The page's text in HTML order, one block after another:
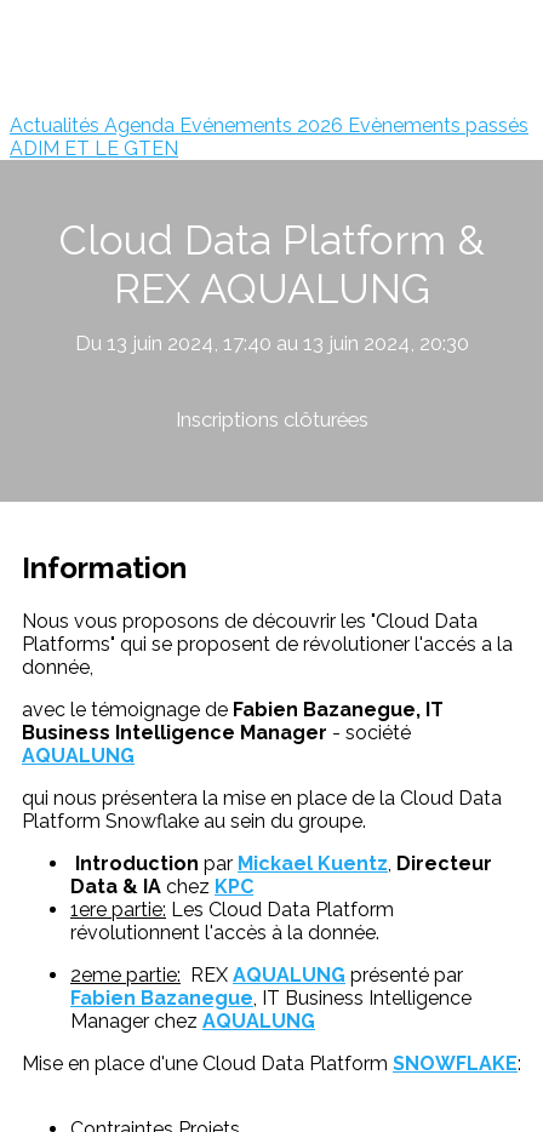
Actualités Agenda Evénements 2026 Evènements passés
ADIM ET LE GTEN
Cloud Data Platform &
REX AQUALUNG
Du 13 juin 2024, 17:40 au 13 juin 2024, 20:30
Inscriptions clôturées
Information
Nous vous proposons de découvrir les "Cloud Data
Platforms" qui se proposent de révolutioner l'accés a la
donnée,
avec le témoignage de Fabien Bazanegue, IT
Business Intelligence Manager - société
AQUALUNG
qui nous présentera la mise en place de la Cloud Data
Platform Snowflake au sein du groupe.
Introduction par Mickael Kuentz, Directeur
Data & IA chez KPC
1ere partie: Les Cloud Data Platform
révolutionnent l'accès à la donnée.
2eme partie: REX AQUALUNG présenté par
Fabien Bazanegue, IT Business Intelligence
Manager chez AQUALUNG
Mise en place d'une Cloud Data Platform SNOWFLAKE: